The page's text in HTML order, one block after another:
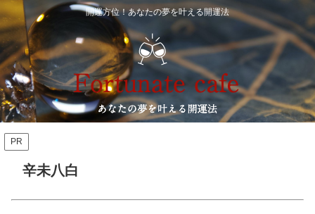
開運方位！あなたの夢を叶える開運法
PR
辛未八白